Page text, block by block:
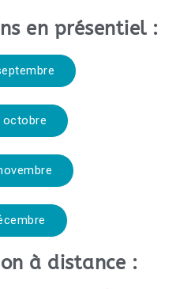
en présentiel :
octobre
à distance :